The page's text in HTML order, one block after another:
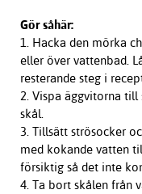
Gör såhär:
1. Hacka den mörka
eller över vattenbad.
resterande steg i
2. Vispa äggvitorna
skål.
3. Tillsätt strösocker
med kokande vatten
försiktig så det inte
4. Ta bort skålen från